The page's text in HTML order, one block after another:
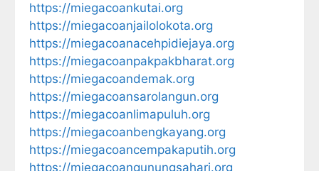
https://miegacoankutai.org
https://miegacoanjailolokota.org
https://miegacoanacehpidiejaya.org
https://miegacoanpakpakbharat.org
https://miegacoandemak.org
https://miegacoansarolangun.org
https://miegacoanlimapuluh.org
https://miegacoanbengkayang.org
https://miegacoancempakaputih.org
https://miegacoangunungsahari.org